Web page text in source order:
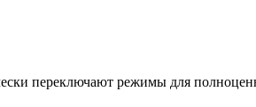
переключают режимы для